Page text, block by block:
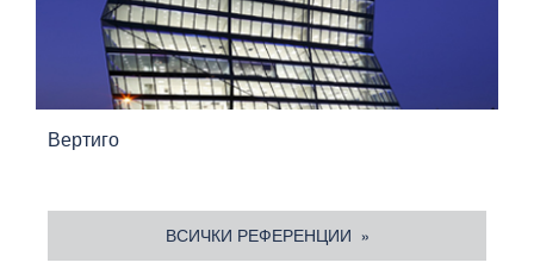
Вертиго
ВСИЧКИ РЕФЕРЕНЦИИ